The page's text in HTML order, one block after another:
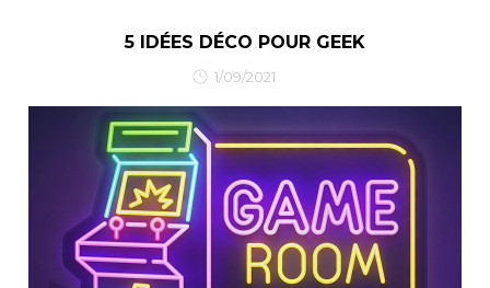
5 IDÉES DÉCO POUR GEEK
1/09/2021